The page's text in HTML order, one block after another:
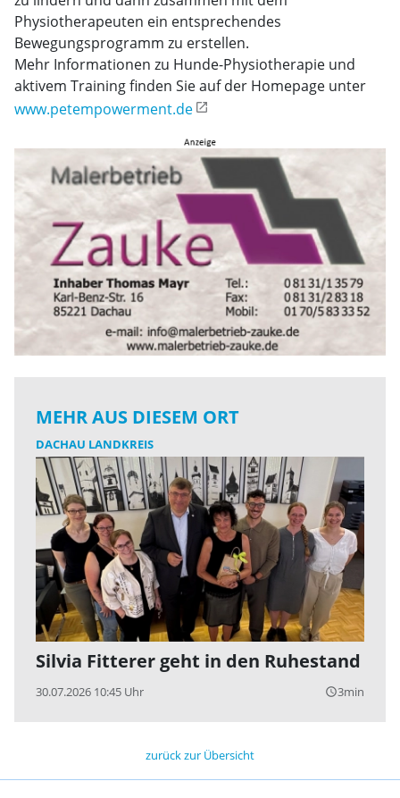
Physiotherapeuten ein entsprechendes
Bewegungsprogramm zu erstellen.
Mehr Informationen zu Hunde-Physiotherapie und
aktivem Training finden Sie auf der Homepage unter
www.petempowerment.de
MEHR AUS DIESEM ORT
DACHAU LANDKREIS
Silvia Fitterer geht in den Ruhestand
30.07.2026 10:45 Uhr query_builder3min
zurück zur Übersicht